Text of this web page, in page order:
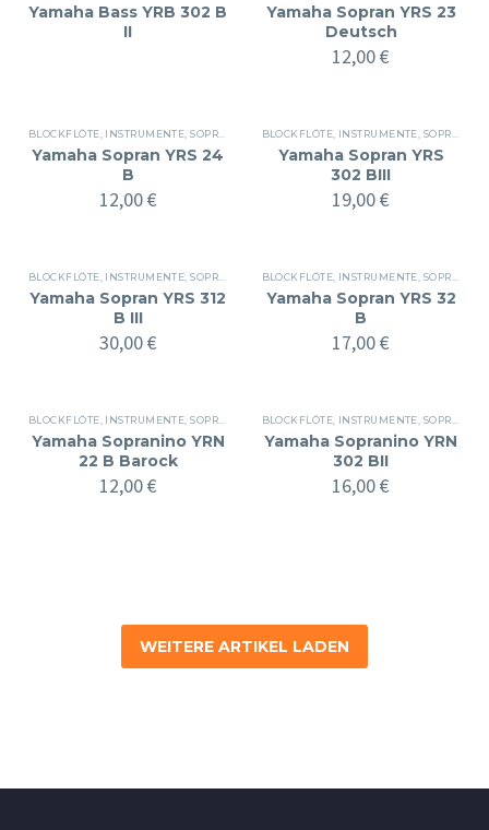
Yamaha Bass YRB 302 B
II
Yamaha Sopran YRS 23
Deutsch
12,00€
BLOCKFLÖTE INSTRUMENTE ,SOPRAN
Yamaha Sopran YRS 24
B
12,00€
BLOCKFLÖTE INSTRUMENTE SOPRAN
Yamaha Sopran YRS
302 BIII
19,00€
BLOCKFLÖTE INSTRUMENTE ,SOPRAN
Yamaha Sopran YRS 312
B III
30,00€
BLOCKFLÖTE INSTRUMENTE SOPRAN
Yamaha Sopran YRS 32
B
17,00€
BLOCKFLÖTE INSTRUMENTE ,SOPRANINO
Yamaha Sopranino YRN
22 B Barock
12,00€
BLOCKFLÖTE INSTRUMENTE SOPRANINO
Yamaha Sopranino YRN
302 BII
16,00€
WEITERE ARTIKEL LADEN